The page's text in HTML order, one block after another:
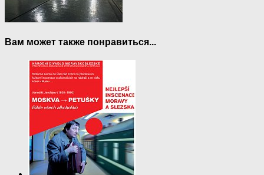
Вам может также понравиться...